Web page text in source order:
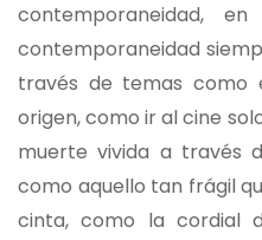
contemporaneidad,
contemporaneidad
través de temas como
origen, como ir al cine
muerte vivida a través
como aquello tan frágil
cinta, como la cordial